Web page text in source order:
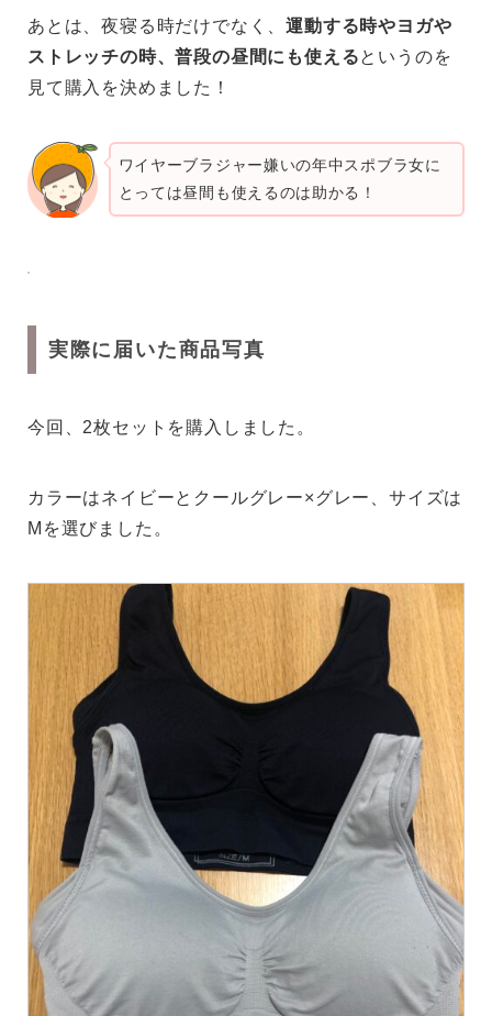
あとは、夜寝る時だけでなく、運動する時やヨガや
ストレッチの時、普段の昼間にも使えるというのを
見て購入を決めました！
ワイヤーブラジャー嫌いの年中スポブラ女に
とっては昼間も使えるのは助かる！
実際に届いた商品写真
今回、2枚セットを購入しました。
カラーはネイビーとクールグレー×グレー、サイズは
Mを選びました。